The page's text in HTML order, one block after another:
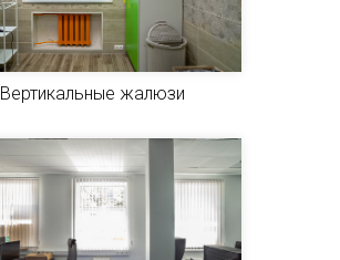
Вертикальные жалюзи